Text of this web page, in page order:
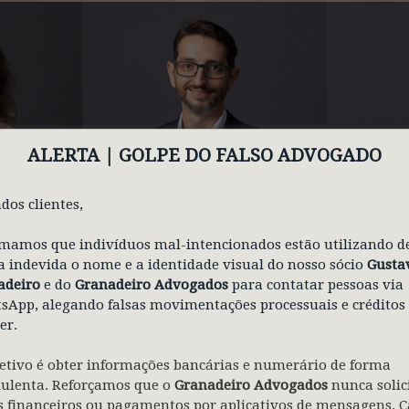
ALERTA | GOLPE DO FALSO ADVOGADO
clientes,
que indivíduos mal-intencionados estão utilizando
indevida o nome e a identidade visual do nosso sócio
e do Granadeiro Advogados para contatar pessoas via
alegando falsas movimentações processuais e créditos
é obter informações bancárias e numerário de forma
Reforçamos que o Granadeiro Advogados nunca
financeiros ou pagamentos por aplicativos de mensagens.